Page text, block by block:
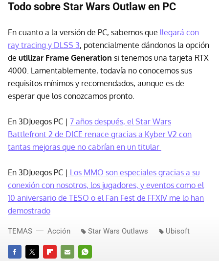
Todo sobre Star Wars Outlaw en PC
En cuanto a la versión de PC, sabemos que llegará con
ray tracing y DLSS 3, potencialmente dándonos la opción
de utilizar Frame Generation si tenemos una tarjeta RTX
4000. Lamentablemente, todavía no conocemos sus
requisitos mínimos y recomendados, aunque es de
esperar que los conozcamos pronto.
En 3DJuegos PC | 7 años después, el Star Wars
Battlefront 2 de DICE renace gracias a Kyber V2 con
tantas mejoras que no cabrían en un titular
En 3DJuegos PC | Los MMO son especiales gracias a su
conexión con nosotros, los jugadores, y eventos como el
10 aniversario de TESO o el Fan Fest de FFXIV me lo han
demostrado
TEMAS Acción Star Wars Outlaws Ubisoft